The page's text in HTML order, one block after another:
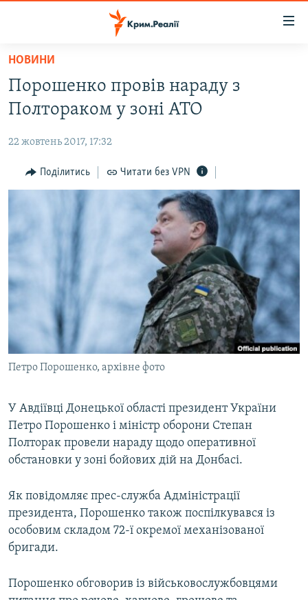
Перейти
основного
матеріалу
до
навігації
Перейти
ВОДА.КРИМ
ВІДЕО ТА ФОТО
ПОЛІТИКА
БЛОГИ
ВСЕ ЗА ДЕНЬ
СПЕЦПРОЕКТИ
ВІДЕОУРОКИ «ELIFBE»
СВІДЧЕННЯ ОКУПАЦІЇ
УКРАЇНСЬКА ПРОБЛЕМА КРИМУ
ЯК ОБІЙТИ БЛОКУВАННЯ
Русский
Qırımtatar
Усі сайти RFE/RL
НОВИНИ
Порошенко провів нараду з
Полтораком у зоні АТО
22 жовтень 2017, 17:32
Поділитись Читати без VPN
Петро Порошенко, архівне фото
У Авдіївці Донецької області президент України
Петро Порошенко і міністр оборони Степан
Полторак провели нараду щодо оперативної
обстановки у зоні бойових дій на Донбасі.
Як повідомляє прес-служба Адміністрації
президента, Порошенко також поспілкувався із
особовим складом 72-ї окремої механізованої
бригади.
Порошенко обговорив із військовослужбовцями